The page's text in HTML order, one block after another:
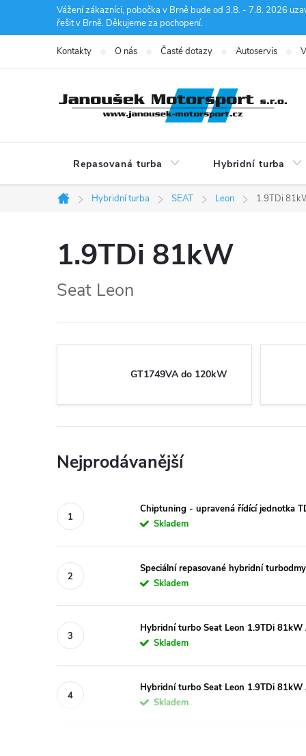
Vážení zákazníci, pobočka v Brně bude od 3.8. - 7.8. 2026
řešit v Brně. Děkujeme za pochopení.
Kontakty O nás Časté dotazy Autoservis
Repasovaná turba Hybridní turba
Domů
Hybridní turba SEAT Leon 1.9TDi
1.9TDi 81kW
Seat Leon
GT1749VA do 120kW
Nejprodávanější
Chiptuning - upravená řídící jednotka
Skladem
Speciální repasované hybridní
Skladem
Hybridní turbo Seat Leon 1.9TDi
Skladem
Hybridní turbo Seat Leon 1.9TDi
Skladem